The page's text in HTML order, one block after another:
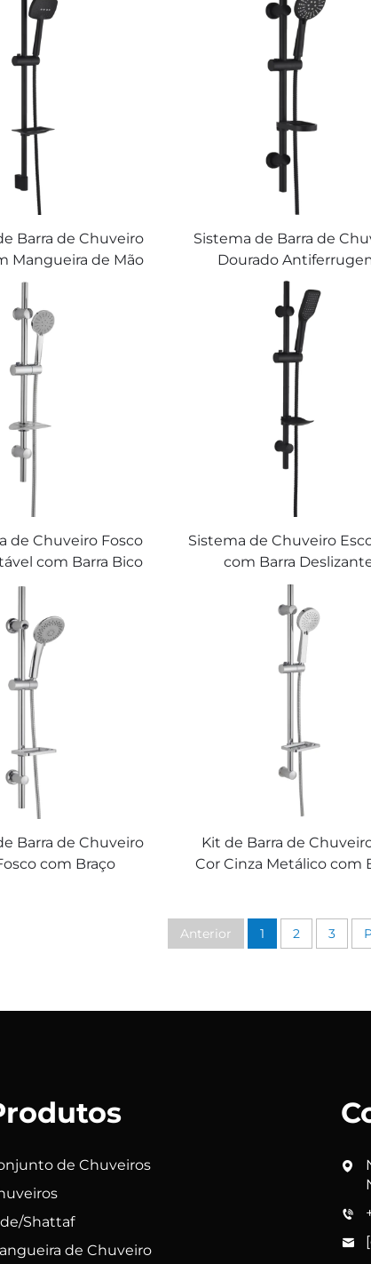
com Diversão de
de Chuveiro de
de Banheiro
para Limpeza de
Azulejo e Animais de
Estimação, Mangueira de
Inoxidável Extra Longa
Pés, Suportes de Parede
Teto
Barra de Chuveiro
Mangueira de Mão
Fácil Sem
Yuyao Bathbon
Sistema de Barra de
Dourado
Mangueira Flexível
Chuva Yuyao Bathbon
de Chuveiro Fosco
com Barra Bico
Mangueira de Mão
Sistema de Chuveiro
com Barra
Mangueira de 60
Antienrolamento
Bathbon
Barra de Chuveiro
com Braço
Kit de Barra de
Cor Cinza Metálico com
Anterior 1 2 3
de Chuveiros
Shattaf
de Chuveiro